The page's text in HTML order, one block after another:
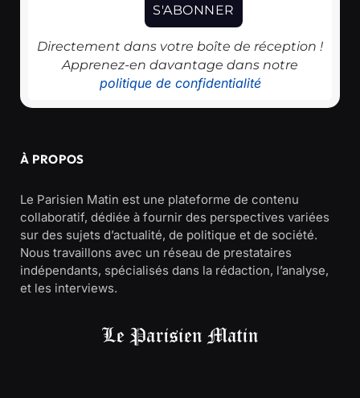
Directement dans votre boîte de réception !
Apprenez-en davantage dans notre
politique de confidentialité
À PROPOS
Le Parisien Matin est une plateforme de contenu
collaboratif, dédiée à fournir des perspectives variées
sur des sujets d’actualité, de politique et de société.
Nous travaillons avec un réseau de prestataires
indépendants, spécialisés dans la rédaction, l’analyse,
et les interviews.